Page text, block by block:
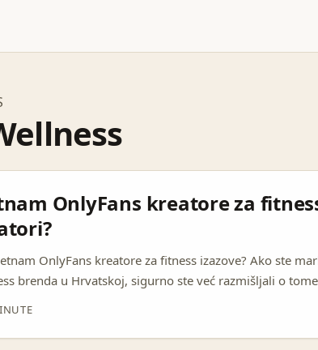
OnlyFans kreatore za
OnlyFans kreatore za fitness izazove? Ako ste
brenda u Hrvatskoj, sigurno ste već razmišljali o
danas prodaje više nego ikad. ...